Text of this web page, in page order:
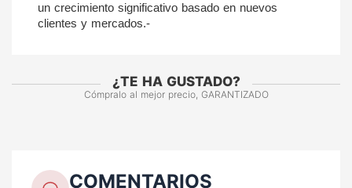
un crecimiento significativo basado en nuevos
clientes y mercados.-
¿TE HA GUSTADO?
Cómpralo al mejor precio, GARANTIZADO
COMENTARIOS